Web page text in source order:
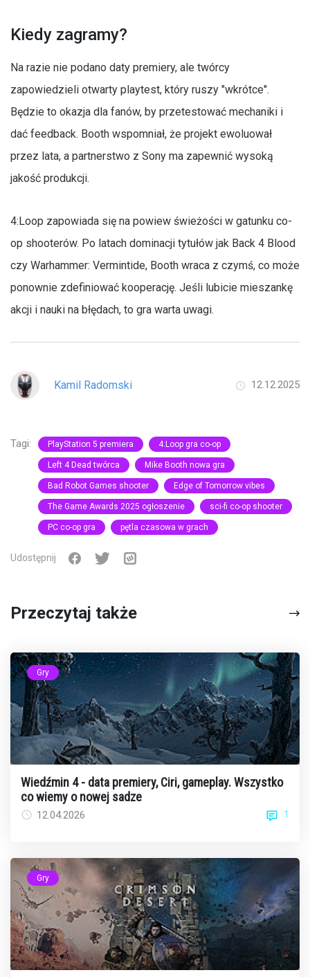
Kiedy zagramy?
Na razie nie podano daty premiery, ale twórcy
zapowiedzieli otwarty playtest, który ruszy "wkrótce".
Będzie to okazja dla fanów, by przetestować mechaniki i
dać feedback. Booth wspomniał, że projekt ewoluował
przez lata, a partnerstwo z Sony ma zapewnić wysoką
jakość produkcji.
4:Loop zapowiada się na powiew świeżości w gatunku co-
op shooterów. Po latach dominacji tytułów jak Back 4 Blood
czy Warhammer: Vermintide, Booth wraca z czymś, co może
ponownie zdefiniować kooperację. Jeśli lubicie mieszankę
akcji i nauki na błędach, to gra warta uwagi.
Kamil Radomski 12.12.2025
Tagi: PlayStation 5 premiera 4:Loop gra co-op
Left 4 Dead twórca Mike Booth nowa gra
Bad Robot Games shooter Edge of Tomorrow vibes
The Game Awards 2025 ogłoszenie sci-fi co-op shooter
PC co-op gra pętla czasowa w grach
Udostępnij
Przeczytaj także
Gry
Wiedźmin 4 - data premiery, Ciri, gameplay. Wszystko
co wiemy o nowej sadze
12.04.2026 1
Gry